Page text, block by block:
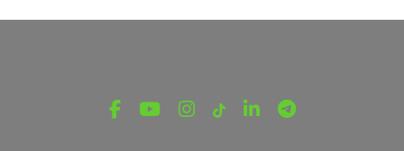
Ինչ անել հրդեհի դեպքում. կարևոր